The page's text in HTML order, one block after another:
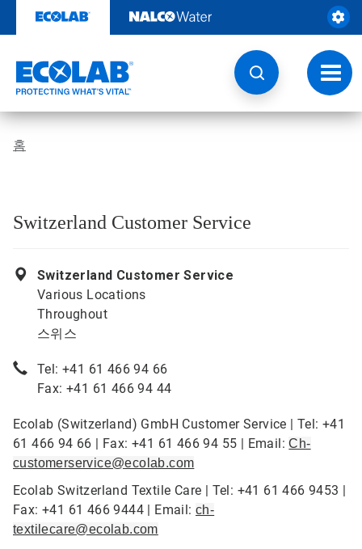
츠
기
토
글
내
비
홈
Switzerland Customer Service
Switzerland Customer Service
Various Locations
Throughout
스위스
Tel: +41 61 466 94 66
Fax: +41 61 466 94 44
Ecolab (Switzerland) GmbH Customer Service | Tel: +41
61 466 94 66 | Fax: +41 61 466 94 55 | Email:Ch-
customerservice@ecolab.com
Ecolab Switzerland Textile Care | Tel: +41 61 466 9453 |
Fax: +41 61 466 9444 | Email: ch-
textilecare@ecolab.com